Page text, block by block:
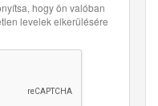
hogy ön valóban
levelek elkerülésére